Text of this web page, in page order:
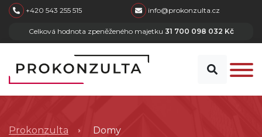
skip to main content
+420 543 255 515 info@prokonzulta.cz
Celková hodnota zpeněženého majetku 31 700 098 032 Kč
Prokonzulta Domy